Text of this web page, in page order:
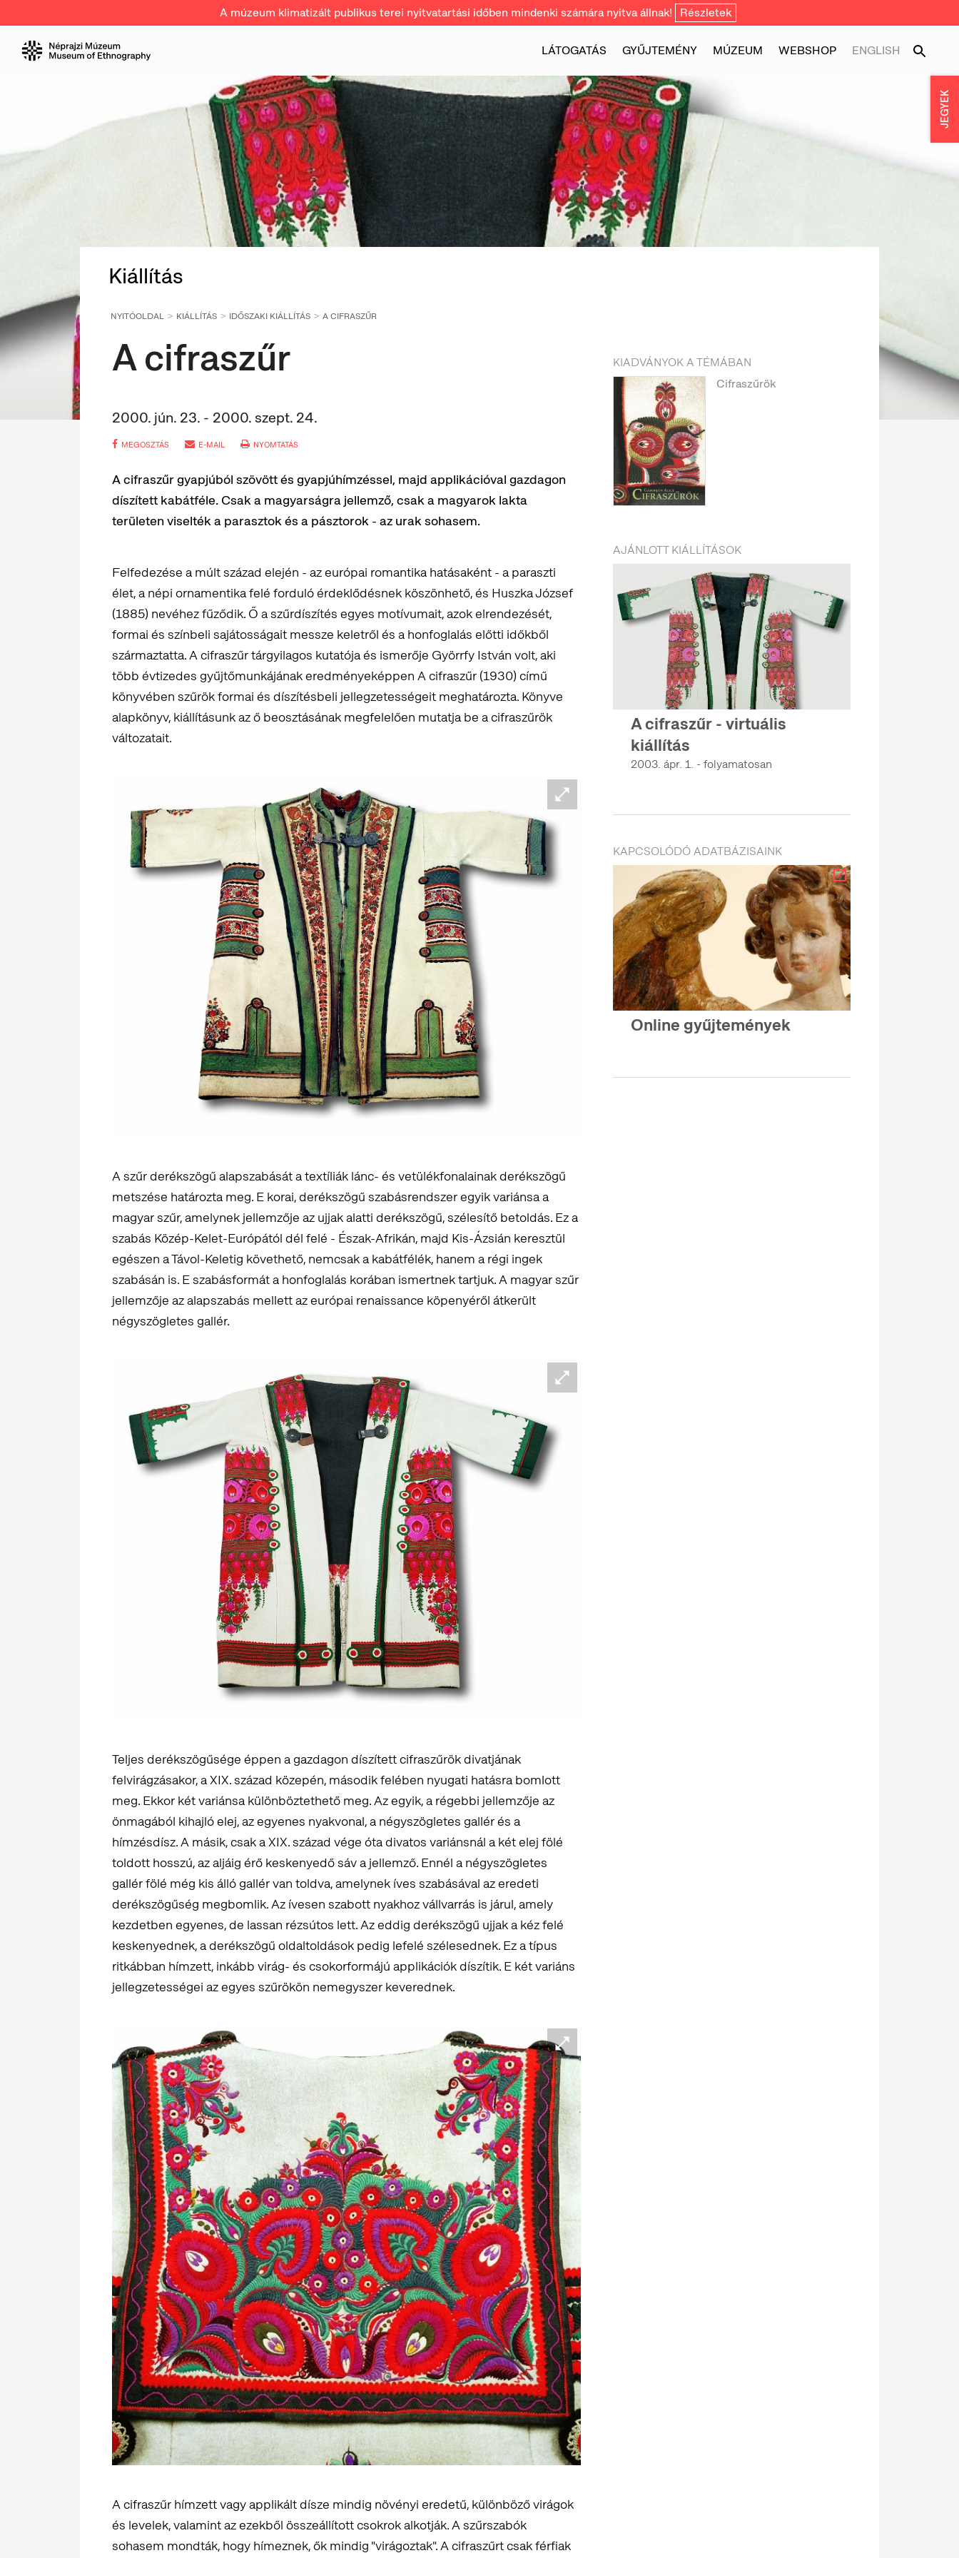
A múzeum klimatizált publikus terei nyitvatartási időben mindenki számára nyitva állnak! Részletek
LÁTOGATÁS GYŰJTEMÉNY MÚZEUM WEBSHOP ENGLISH
Kiállítás
NYITÓOLDAL KIÁLLÍTÁS IDŐSZAKI KIÁLLÍTÁS A CIFRASZŰR
A cifraszűr
2000. jún. 23. - 2000. szept. 24.
MEGOSZTÁS E-MAIL NYOMTATÁS
A cifraszűr gyapjúból szövött és gyapjúhímzéssel, majd applikációval gazdagon
díszített kabátféle. Csak a magyarságra jellemző, csak a magyarok lakta
területen viselték a parasztok és a pásztorok - az urak sohasem.
Felfedezése a múlt század elején - az európai romantika hatásaként - a paraszti
élet, a népi ornamentika felé forduló érdeklődésnek köszönhető, és Huszka József
(1885) nevéhez fűződik. Ő a szűrdíszítés egyes motívumait, azok elrendezését,
formai és színbeli sajátosságait messze keletről és a honfoglalás előtti időkből
származtatta. A cifraszűr tárgyilagos kutatója és ismerője Györrfy István volt, aki
több évtizedes gyűjtőmunkájának eredményeképpen A cifraszűr (1930) című
könyvében szűrök formai és díszítésbeli jellegzetességeit meghatározta. Könyve
alapkönyv, kiállításunk az ő beosztásának megfelelően mutatja be a cifraszűrök
változatait.
A szűr derékszögű alapszabását a textíliák lánc- és vetülékfonalainak derékszögű
metszése határozta meg. E korai, derékszögű szabásrendszer egyik variánsa a
magyar szűr, amelynek jellemzője az ujjak alatti derékszögű, szélesítő betoldás. Ez a
szabás Közép-Kelet-Európától dél felé - Észak-Afrikán, majd Kis-Ázsián keresztül
egészen a Távol-Keletig követhető, nemcsak a kabátfélék, hanem a régi ingek
szabásán is. E szabásformát a honfoglalás korában ismertnek tartjuk. A magyar szűr
jellemzője az alapszabás mellett az európai renaissance köpenyéről átkerült
négyszögletes gallér.
Teljes derékszögűsége éppen a gazdagon díszített cifraszűrök divatjának
felvirágzásakor, a XIX. század közepén, második felében nyugati hatásra bomlott
meg. Ekkor két variánsa különböztethető meg. Az egyik, a régebbi jellemzője az
önmagából kihajló elej, az egyenes nyakvonal, a négyszögletes gallér és a
hímzésdísz. A másik, csak a XIX. század vége óta divatos variánsnál a két elej fölé
toldott hosszú, az aljáig érő keskenyedő sáv a jellemző. Ennél a négyszögletes
gallér fölé még kis álló gallér van toldva, amelynek íves szabásával az eredeti
derékszögűség megbomlik. Az ívesen szabott nyakhoz vállvarrás is járul, amely
kezdetben egyenes, de lassan rézsútos lett. Az eddig derékszögű ujjak a kéz felé
keskenyednek, a derékszögű oldaltoldások pedig lefelé szélesednek. Ez a típus
ritkábban hímzett, inkább virág- és csokorformájú applikációk díszítik. E két variáns
jellegzetességei az egyes szűrökön nemegyszer keverednek.
A cifraszűr hímzett vagy applikált dísze mindig növényi eredetű, különböző virágok
és levelek, valamint az ezekből összeállított csokrok alkotják. A szűrszabók
sohasem mondták, hogy hímeznek, ők mindig "virágoztak". A cifraszűrt csak férfiak
KIADVÁNYOK A TÉMÁBAN
Cifraszűrök
AJÁNLOTT KIÁLLÍTÁSOK
A cifraszűr - virtuális
kiállítás
2003. ápr. 1. - folyamatosan
KAPCSOLÓDÓ ADATBÁZISAINK
Online gyűjtemények
JEGYEK